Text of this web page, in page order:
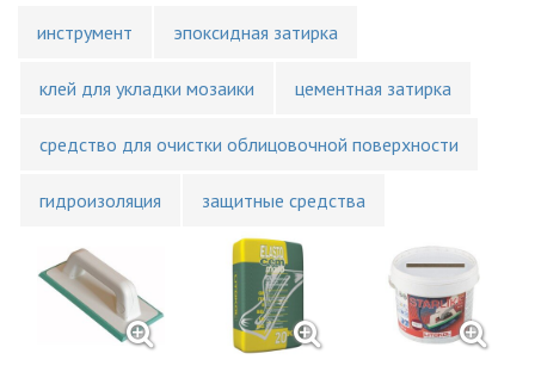
инструмент эпоксидная затирка
клей для укладки мозаики цементная затирка
средство для очистки облицовочной поверхности
гидроизоляция защитные средства